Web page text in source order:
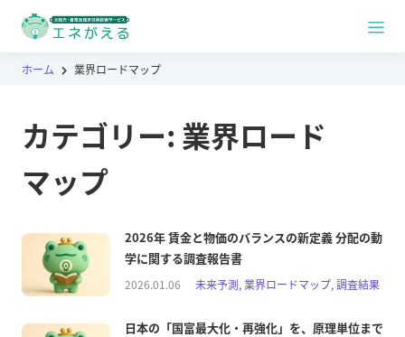
ホーム 業界ロードマップ
カテゴリー: 業界ロード
マップ
2026年 賃金と物価のバランスの新定義 分配の動
学に関する調査報告書
2026.01.06 未来予測, 業界ロードマップ, 調査結果
日本の「国富最大化・再強化」を、原理単位まで